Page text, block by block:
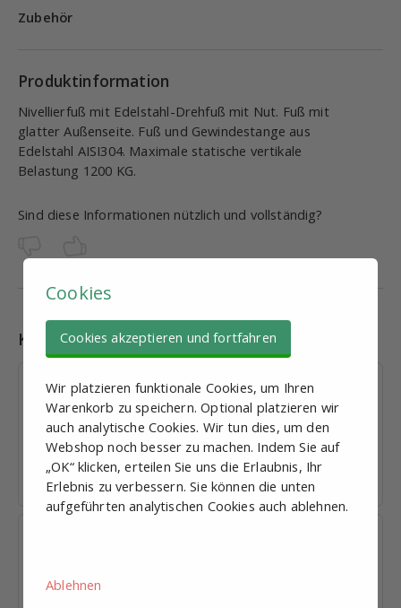
Zubehör
Produktinformation
Nivellierfuß mit Edelstahl-Drehfuß mit Nut. Fuß mit
glatter Außenseite. Fuß und Gewindestange aus
Edelstahl AISI304. Maximale statische vertikale
Belastung 1200 KG.
Sind diese Informationen nützlich und vollständig?
Kombinationen
Einsteckbuchse für Vierkantrohre 30 x
1,5; Gewinde M16
€ 3,87exkl. Mehrwertsteuer
Mengenrabatt
Lieferzeit: 1-2 Tage
Cookies
Cookies akzeptieren und fortfahren
Wir platzieren funktionale Cookies, um Ihren
Warenkorb zu speichern. Optional platzieren wir
auch analytische Cookies. Wir tun dies, um den
Webshop noch besser zu machen. Indem Sie auf
„OK“ klicken, erteilen Sie uns die Erlaubnis, Ihr
Erlebnis zu verbessern. Sie können die unten
aufgeführten analytischen Cookies auch ablehnen.
Ablehnen